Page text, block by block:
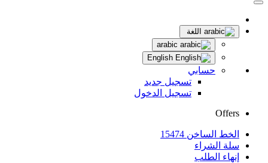
اللغة
حسابي
تسجيل جديد
تسجيل الدخول
Offers
الخط الساخن 15474
سلة الشراء
إنهاء الطلب